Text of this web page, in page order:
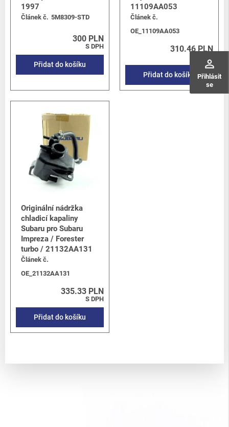
perm_identity
Přihlásit
se
1997
Článek č. 5M8309-STD
300 PLN
S DPH
Přidat do košíku
11109AA053
Článek č.
OE_11109AA053
310.46 PLN
Přidat do košíku
Originální nádržka
chladicí kapaliny
Subaru pro Subaru
Impreza / Forester
turbo / 21132AA131
Článek č.
OE_21132AA131
335.33 PLN
S DPH
Přidat do košíku